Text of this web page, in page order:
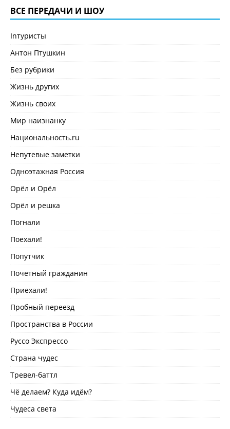
ВСЕ ПЕРЕДАЧИ И ШОУ
Inтуристы
Антон Птушкин
Без рубрики
Жизнь других
Жизнь своих
Мир наизнанку
Национальность.ru
Непутевые заметки
Одноэтажная Россия
Орёл и Орёл
Орёл и решка
Погнали
Поехали!
Попутчик
Почетный гражданин
Приехали!
Пробный переезд
Пространства в России
Руссо Экспрессо
Страна чудес
Тревел-баттл
Чё делаем? Куда идём?
Чудеса света